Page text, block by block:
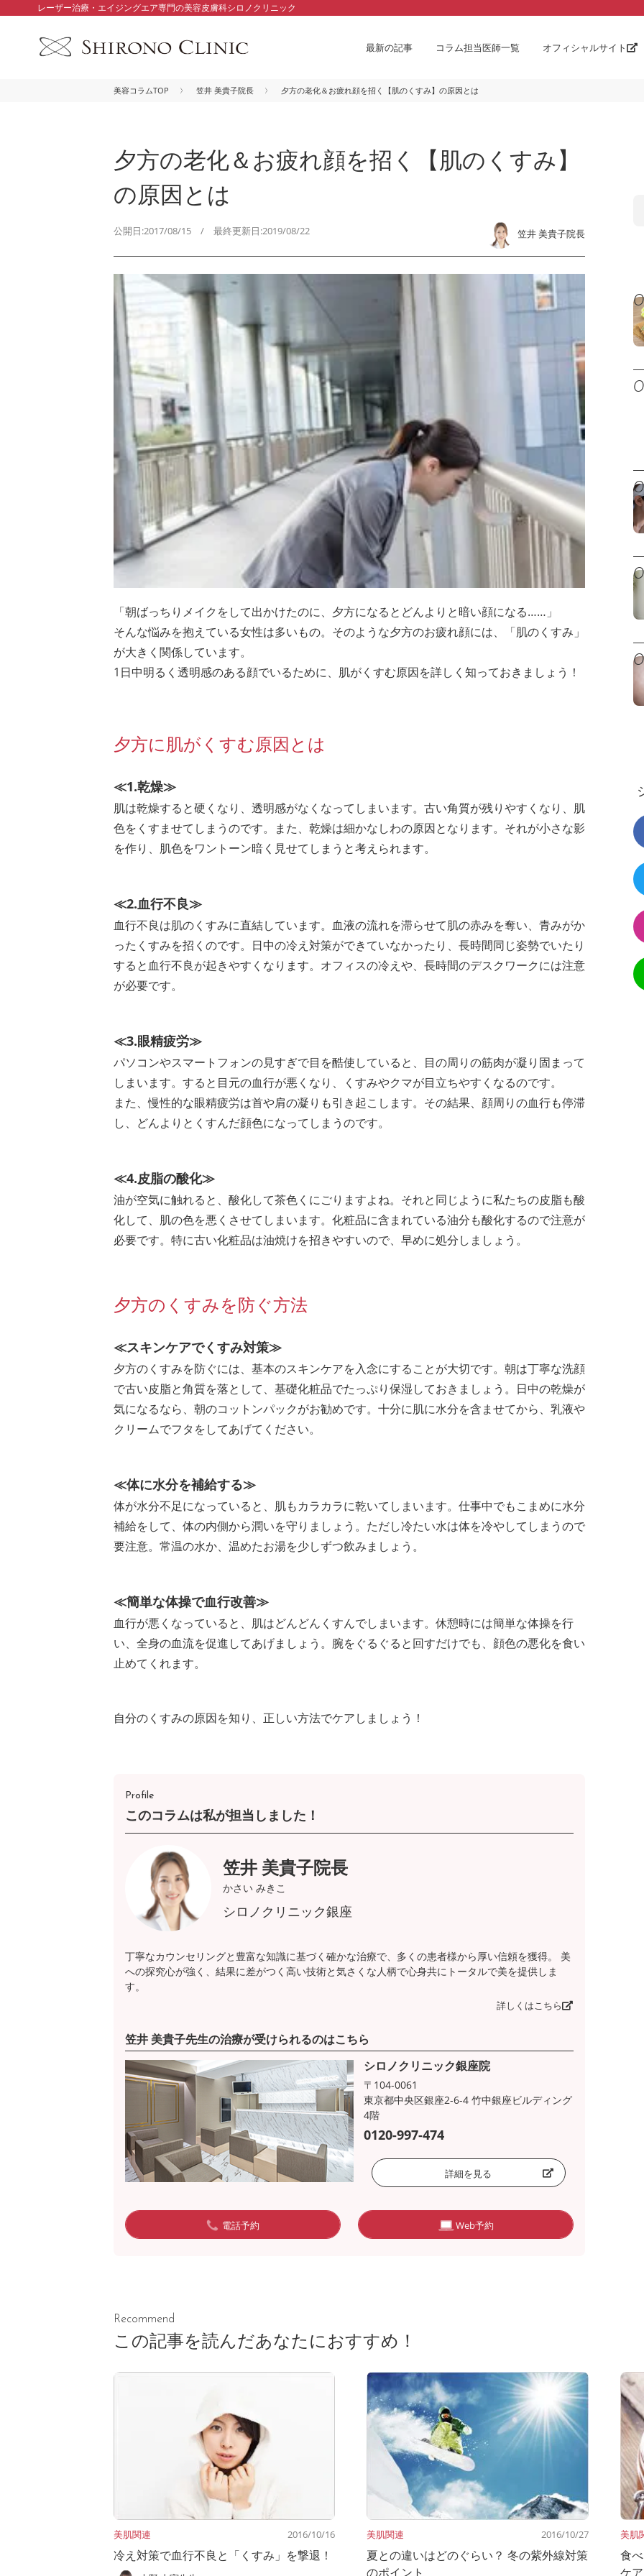
レーザー治療・エイジングエア専門の美容皮膚科シロノクリニック
最新の記事 コラム担当医師一覧 オフィシャルサイト
美容コラムTOP 笠井 美貴子院長 夕方の老化＆お疲れ顔を招く【肌のくすみ】の原因とは
夕方の老化＆お疲れ顔を招く【肌のくすみ】
の原因とは
公開日:2017/08/15 / 最終更新日:2019/08/22 笠井 美貴子院長
「朝ばっちりメイクをして出かけたのに、夕方になるとどんよりと暗い顔になる……」
そんな悩みを抱えている女性は多いもの。そのような夕方のお疲れ顔には、「肌のくすみ」
が大きく関係しています。
1日中明るく透明感のある顔でいるために、肌がくすむ原因を詳しく知っておきましょう！
夕方に肌がくすむ原因とは
≪1.乾燥≫
肌は乾燥すると硬くなり、透明感がなくなってしまいます。古い角質が残りやすくなり、肌
色をくすませてしまうのです。また、乾燥は細かなしわの原因となります。それが小さな影
を作り、肌色をワントーン暗く見せてしまうと考えられます。
≪2.血行不良≫
血行不良は肌のくすみに直結しています。血液の流れを滞らせて肌の赤みを奪い、青みがか
ったくすみを招くのです。日中の冷え対策ができていなかったり、長時間同じ姿勢でいたり
すると血行不良が起きやすくなります。オフィスの冷えや、長時間のデスクワークには注意
が必要です。
≪3.眼精疲労≫
パソコンやスマートフォンの見すぎで目を酷使していると、目の周りの筋肉が凝り固まって
しまいます。すると目元の血行が悪くなり、くすみやクマが目立ちやすくなるのです。
また、慢性的な眼精疲労は首や肩の凝りも引き起こします。その結果、顔周りの血行も停滞
し、どんよりとくすんだ顔色になってしまうのです。
≪4.皮脂の酸化≫
油が空気に触れると、酸化して茶色くにごりますよね。それと同じように私たちの皮脂も酸
化して、肌の色を悪くさせてしまいます。化粧品に含まれている油分も酸化するので注意が
必要です。特に古い化粧品は油焼けを招きやすいので、早めに処分しましょう。
夕方のくすみを防ぐ方法
≪スキンケアでくすみ対策≫
夕方のくすみを防ぐには、基本のスキンケアを入念にすることが大切です。朝は丁寧な洗顔
で古い皮脂と角質を落として、基礎化粧品でたっぷり保湿しておきましょう。日中の乾燥が
気になるなら、朝のコットンパックがお勧めです。十分に肌に水分を含ませてから、乳液や
クリームでフタをしてあげてください。
≪体に水分を補給する≫
体が水分不足になっていると、肌もカラカラに乾いてしまいます。仕事中でもこまめに水分
補給をして、体の内側から潤いを守りましょう。ただし冷たい水は体を冷やしてしまうので
要注意。常温の水か、温めたお湯を少しずつ飲みましょう。
≪簡単な体操で血行改善≫
血行が悪くなっていると、肌はどんどんくすんでしまいます。休憩時には簡単な体操を行
い、全身の血流を促進してあげましょう。腕をぐるぐると回すだけでも、顔色の悪化を食い
止めてくれます。
自分のくすみの原因を知り、正しい方法でケアしましょう！
Profile
このコラムは私が担当しました！
笠井 美貴子院長
かさい みきこ
シロノクリニック銀座
丁寧なカウンセリングと豊富な知識に基づく確かな治療で、多くの患者様から厚い信頼を獲得。 美
への探究心が強く、結果に差がつく高い技術と気さくな人柄で心身共にトータルで美を提供しま
す。
詳しくはこちら
笠井 美貴子先生の治療が受けられるのはこちら
シロノクリニック銀座院
〒104-0061
東京都中央区銀座2-6-4 竹中銀座ビルディング
4階
0120-997-474
詳細を見る
電話予約 Web予約
Recommend
この記事を読んだあなたにおすすめ！
美肌関連 2016/10/16
冷え対策で血行不良と「くすみ」を撃退！
美肌関連 2016/10/27
夏との違いはどのぐらい？ 冬の紫外線対策
のポイント
美肌
食
ケ